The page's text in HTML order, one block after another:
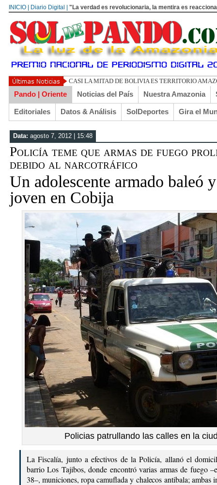
INICIO | Diario Digital | "La verdad es revolucionaria, la mentira es
CASI LA MITAD DE BOLIVIA ES TERRITORIO
Pando | Oriente Noticias del País Nuestra Amazonia
Editoriales Datos & Análisis SolDeportes Gira el
Data: agosto 7, 2012 | 15:48
Policía teme que armas de fuego
debido al narcotráfico
Un adolescente armado baleó
joven en Cobija
Policias patrullando las calles en la
La Fiscalía, junto a efectivos de la Policía, allanó el
barrio Los Tajibos, donde encontró varias armas de fuego
38–, municiones, ropa camuflada y chalecos antibala; ambas